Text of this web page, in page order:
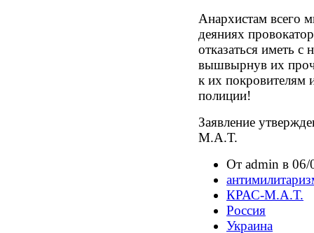
Анархистам всего
деяниях
отказаться иметь с
вышвырнув их
к их покровителям
полиции!
Заявление
М.А.Т.
От admin в
КРАС-М.А.Т.
Россия
Украина